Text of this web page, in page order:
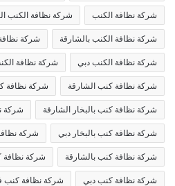
شركة نظافة الكنب شركة نظافة الكنب
شركة نظافة الكنب بالشارقة شركة
شركة نظافة الكنب دبي شركة نظافة
شركة نظافة كنب الشارقة شركة نظافة
شركة نظافة كنب بالبخار الشارقة شركة
شركة نظافة كنب بالبخار دبي شركة
شركة نظافة كنب بالشارقة شركة نظافة
شركة نظافة كنب دبي شركة نظافة كنب